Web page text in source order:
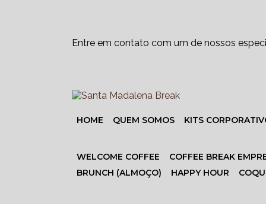
Entre em contato com um de nossos
HOME QUEM SOMOS KITS
WELCOME COFFEE
COFFEE BREAK
BRUNCH (ALMOÇO)
HAPPY HOUR